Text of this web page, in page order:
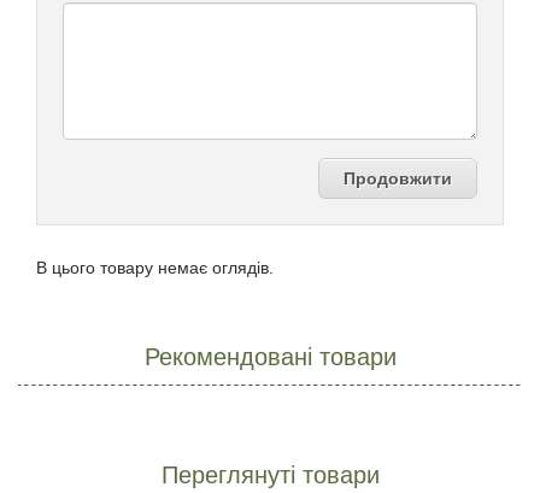
Продовжити
В цього товару немає оглядів.
Рекомендовані товари
Переглянуті товари